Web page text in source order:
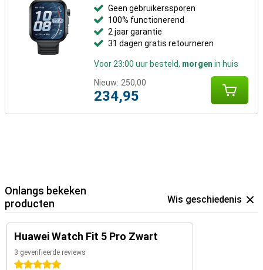
Geen gebruikerssporen
100% functionerend
2 jaar garantie
31 dagen gratis retourneren
Voor 23:00 uur besteld, morgen in huis
Nieuw: 250,00
234,95
Onlangs bekeken
producten
Wis geschiedenis
Huawei Watch Fit 5 Pro Zwart
3 geverifieerde reviews
5 sterren